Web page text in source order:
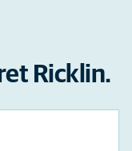
Ricklin.